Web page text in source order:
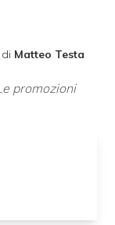
di Matteo Testa
promozioni